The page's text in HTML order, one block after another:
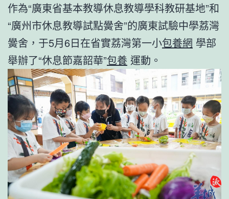
作為“廣東省基本教導休息教導學科教研基地”和
“廣州市休息教導試點黌舍”的廣東試驗中學荔灣
黌舍，于5月6日在省實荔灣第一小包養網 學部
舉辦了“休息節嘉韶華”包養 運動。